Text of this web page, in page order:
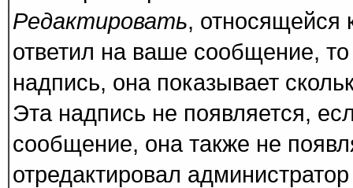
Редактировать, относящейся
ответил на ваше сообщение,
надпись, она показывает
Эта надпись не появляется,
сообщение, она также не
отредактировал